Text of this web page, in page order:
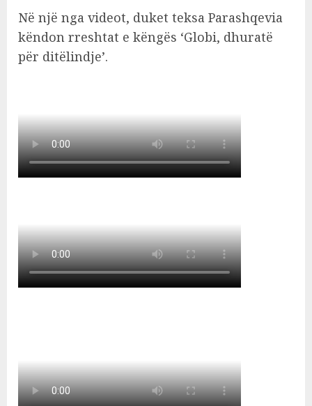
Në një nga videot, duket teksa Parashqevia
këndon rreshtat e këngës ‘Globi, dhuratë
për ditëlindje’.